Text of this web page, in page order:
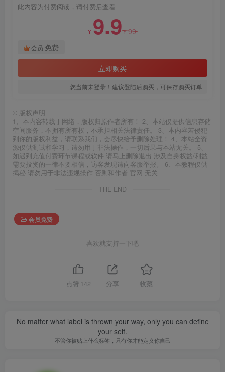
此内容为付费阅读，请付费后查看
¥ 9.9¥99
会员 免费
立即购买
您当前未登录！建议登陆后购买，可保存购买订单
© 版权声明
1、本内容转载于网络，版权归原作者所有！ 2、本站仅提供信息存储
空间服务，不拥有所有权，不承担相关法律责任。 3、本内容若侵犯
到你的版权利益，请联系我们，会尽快给予删除处理！ 4、本站全资
源仅供测试和学习，请勿用于非法操作，一切后果与本站无关。 5、
如遇到充值付费环节课程或软件 请马上删除退出 涉及自身权益/利益
需要投资的一律不要相信，访客发现请向客服举报。 6、本教程仅供
揭秘 请勿用于非法违规操作 否则和作者 官网 无关
THE END
会员免费
喜欢就支持一下吧
点赞 142 分享 收藏
No matter what label is thrown your way, only you can define
your self.
不管你被贴上什么标签，只有你才能定义你自己